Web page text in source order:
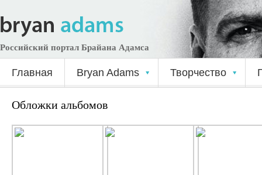
Российский портал Брайана Адамса
Главная Bryan Adams Творчество
Обложки альбомов